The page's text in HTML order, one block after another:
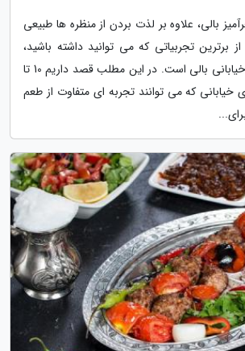
بالی، علاوه بر لذت بردن از منظره ها طبیعی
برترین تجربیاتی که می توانید داشته باشید،
تجربه کردن غذاهای خیابانی بالی است. در این مطلب قصد داریم 10 تا
خیابانی که می توانند تجربه ای متفاوت از طعم